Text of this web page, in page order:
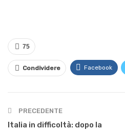
75
Condividere Facebook
PRECEDENTE
Italia in difficoltà: dopo la